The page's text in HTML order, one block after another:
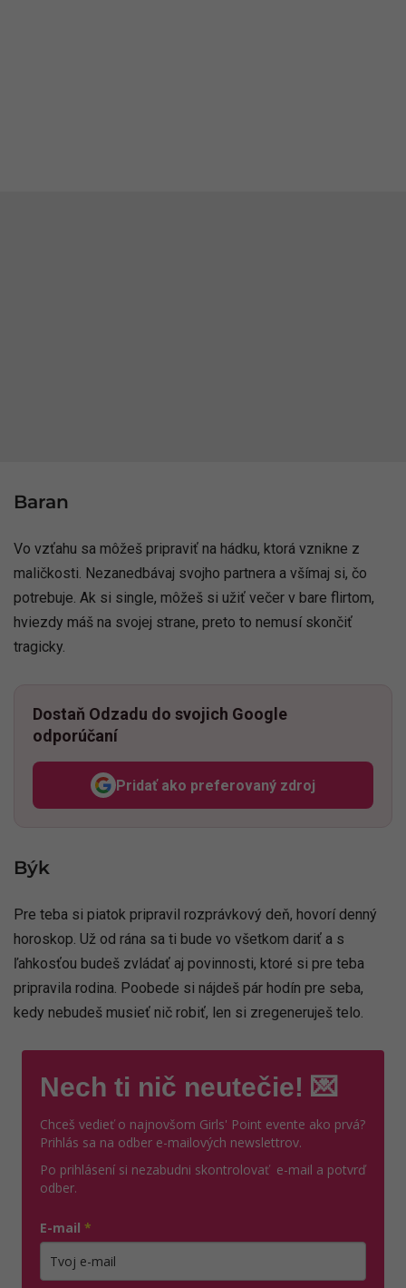
Baran
Vo vzťahu sa môžeš pripraviť na hádku, ktorá vznikne z
maličkosti. Nezanedbávaj svojho partnera a všímaj si, čo
potrebuje. Ak si single, môžeš si užiť večer v bare flirtom,
hviezdy máš na svojej strane, preto to nemusí skončiť
tragicky.
Dostaň Odzadu do svojich Google
odporúčaní
Pridať ako preferovaný zdroj
Odzadu, odkaz sa otvorí v
Býk
Pre teba si piatok pripravil rozprávkový deň, hovorí denný
horoskop. Už od rána sa ti bude vo všetkom dariť a s
ľahkosťou budeš zvládať aj povinnosti, ktoré si pre teba
pripravila rodina. Poobede si nájdeš pár hodín pre seba,
kedy nebudeš musieť nič robiť, len si zregeneruješ telo.
Nech ti nič neutečie! 💌
Chceš vedieť o najnovšom Girls' Point evente ako prvá?
Prihlás sa na odber e-mailových newslettrov.
Po prihlásení si nezabudni skontrolovať e-mail a potvrď
odber.
E-mail *